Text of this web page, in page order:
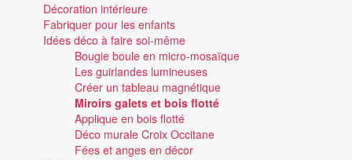
Décoration intérieure
Fabriquer pour les enfants
Idées déco à faire soi-même
Bougie boule en micro-mosaïque
Les guirlandes lumineuses
Créer un tableau magnétique
Miroirs galets et bois flotté
Applique en bois flotté
Déco murale Croix Occitane
Fées et anges en décor